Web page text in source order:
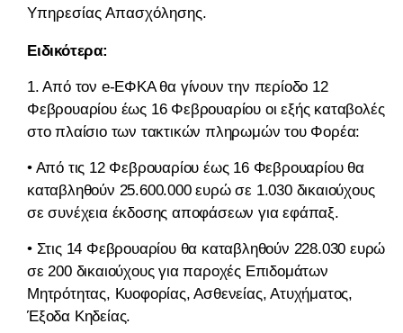
Υπηρεσίας Απασχόλησης.
Ειδικότερα:
1. Από τον e-ΕΦΚΑ θα γίνουν την περίοδο 12
Φεβρουαρίου έως 16 Φεβρουαρίου οι εξής καταβολές,
στο πλαίσιο των τακτικών πληρωμών του Φορέα:
• Από τις 12 Φεβρουαρίου έως 16 Φεβρουαρίου θα
καταβληθούν 25.600.000 ευρώ σε 1.030 δικαιούχους
σε συνέχεια έκδοσης αποφάσεων για εφάπαξ.
• Στις 14 Φεβρουαρίου θα καταβληθούν 228.030 ευρώ
σε 200 δικαιούχους για παροχές Επιδομάτων
Μητρότητας, Κυοφορίας, Ασθενείας, Ατυχήματος,
Έξοδα Κηδείας.